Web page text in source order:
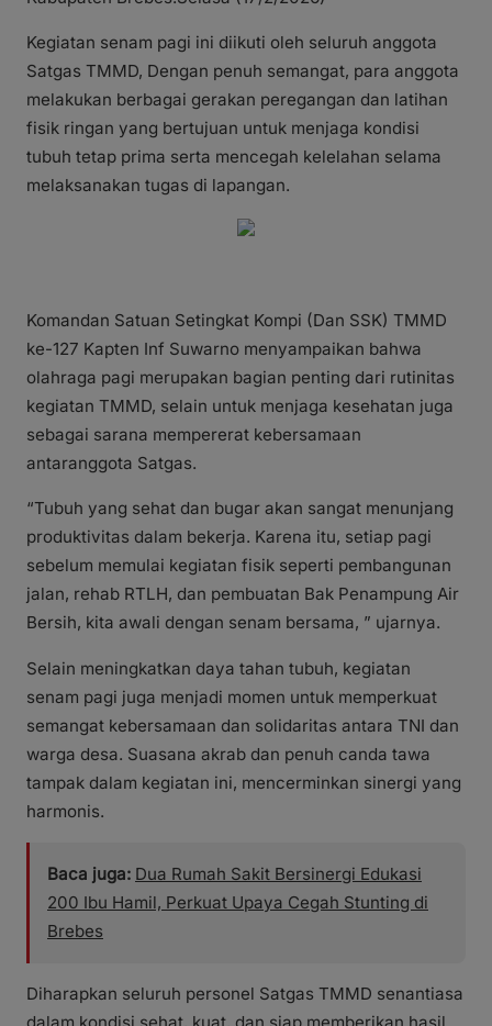
Kegiatan senam pagi ini diikuti oleh seluruh anggota
Satgas TMMD, Dengan penuh semangat, para anggota
melakukan berbagai gerakan peregangan dan latihan
fisik ringan yang bertujuan untuk menjaga kondisi
tubuh tetap prima serta mencegah kelelahan selama
melaksanakan tugas di lapangan.
Komandan Satuan Setingkat Kompi (Dan SSK) TMMD
ke-127 Kapten Inf Suwarno menyampaikan bahwa
olahraga pagi merupakan bagian penting dari rutinitas
kegiatan TMMD, selain untuk menjaga kesehatan juga
sebagai sarana mempererat kebersamaan
antaranggota Satgas.
“Tubuh yang sehat dan bugar akan sangat menunjang
produktivitas dalam bekerja. Karena itu, setiap pagi
sebelum memulai kegiatan fisik seperti pembangunan
jalan, rehab RTLH, dan pembuatan Bak Penampung Air
Bersih, kita awali dengan senam bersama, ” ujarnya.
Selain meningkatkan daya tahan tubuh, kegiatan
senam pagi juga menjadi momen untuk memperkuat
semangat kebersamaan dan solidaritas antara TNI dan
warga desa. Suasana akrab dan penuh canda tawa
tampak dalam kegiatan ini, mencerminkan sinergi yang
harmonis.
Baca juga: Dua Rumah Sakit Bersinergi Edukasi
200 Ibu Hamil, Perkuat Upaya Cegah Stunting di
Brebes
Diharapkan seluruh personel Satgas TMMD senantiasa